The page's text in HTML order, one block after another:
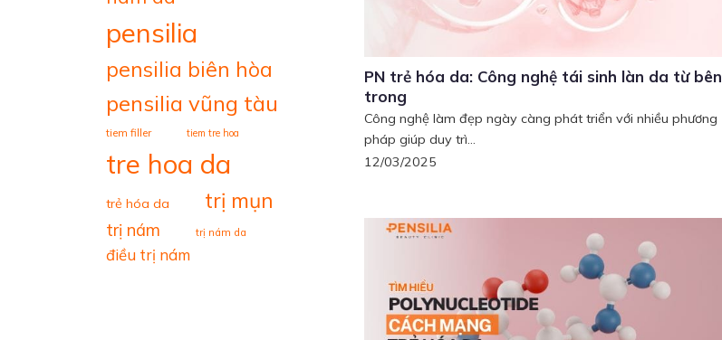
pensilia
pensilia biên hòa
pensilia vũng tàu
tiem filler tiem tre hoa
tre hoa da
trẻ hóa da trị mụn
trị nám trị nám da
điều trị nám
PN trẻ hóa da: Công nghệ tái sinh làn da từ bên
trong
Công nghệ làm đẹp ngày càng phát triển với nhiều phương
pháp giúp duy trì...
12/03/2025